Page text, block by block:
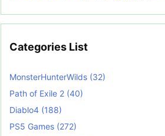
Categories List
MonsterHunterWilds (32)
Path of Exile 2 (40)
Diablo4 (188)
PS5 Games (272)